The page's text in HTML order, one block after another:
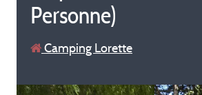
Personne)
Camping Lorette